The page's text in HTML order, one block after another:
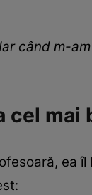
când m-
cel mai
ea îl